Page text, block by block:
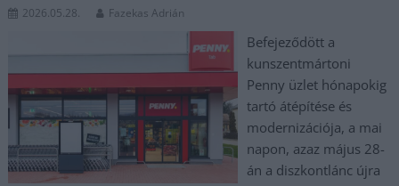
2026.05.28. Fazekas Adrián
Befejeződött a
kunszentmártoni
Penny üzlet hónapokig
tartó átépítése és
modernizációja, a mai
napon, azaz május 28-
án a diszkontlánc újra